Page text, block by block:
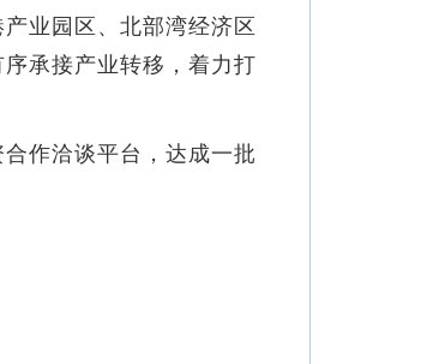
业园区、北部湾经济区
承接产业转移，着力打
作洽谈平台，达成一批